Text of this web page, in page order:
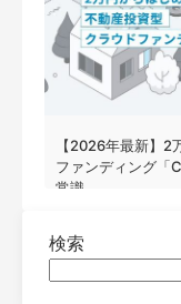
【2026年最新】2
ファンディング「
常識
検索